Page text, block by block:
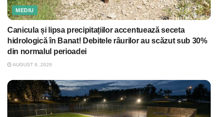
MEDIU
Canicula și lipsa precipitațiilor accentuează seceta
hidrologică în Banat! Debitele râurilor au scăzut sub 30%
din normalul perioadei
AUGUST 6, 2026